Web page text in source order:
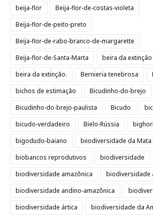
beija-flor
Beija-flor-de-costas-violeta
Beija-flor-de-peito-preto
Beija-flor-de-rabo-branco-de-margarette
Beija-flor-de-Santa-Marta
beira da extinção
beira da extinção.
Bernieria tenebrosa
bichos de estimação
Bicudinho-do-brejo
Bicudinho-do-brejo-paulista
Bicudo
bicudo-verdadeiro
Bielo-Rússia
bigodudo-baiano
biiodiversidade da Mata
biobancos reprodutivos
biodiversidade
biodiversidade amazônica
biodiversidade
biodiversidade andino-amazônica
biodiversidade ártica
biodiversidade da